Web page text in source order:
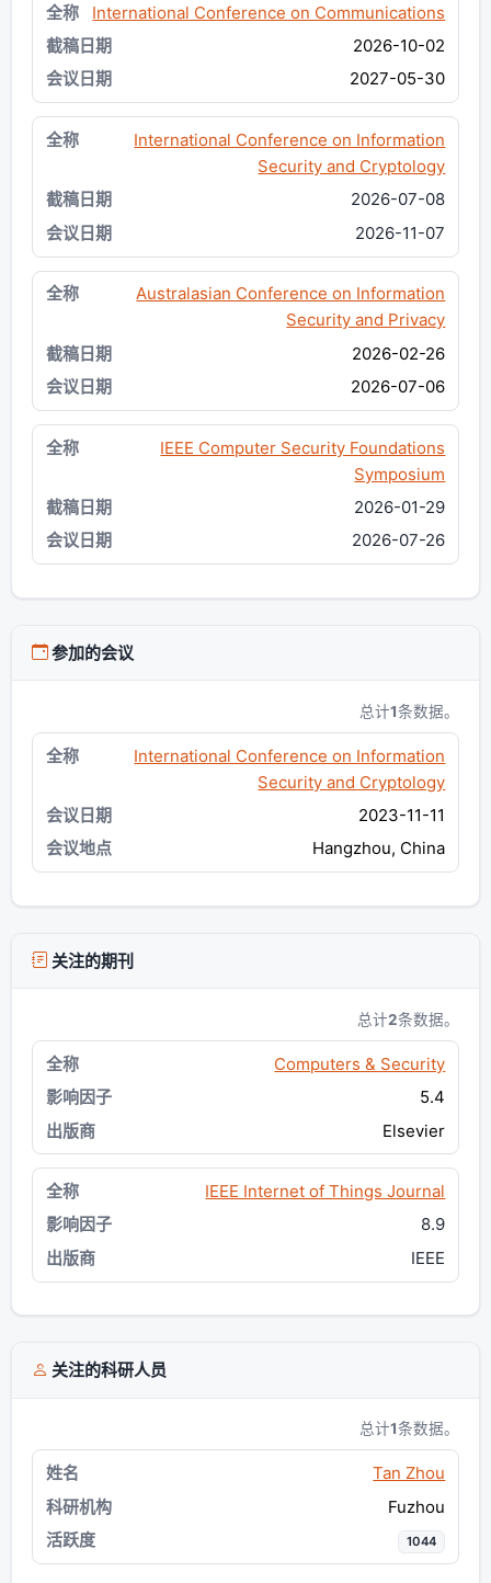
International Conference on Communications
2026-10-02
2027-05-30
International Conference on Information
Security and Cryptology
2026-07-08
2026-11-07
Australasian Conference on Information
Security and Privacy
2026-02-26
2026-07-06
IEEE Computer Security Foundations
Symposium
2026-01-29
2026-07-26
参加的会议
总计1条数据。
International Conference on Information
Security and Cryptology
2023-11-11
Hangzhou, China
关注的期刊
总计2条数据。
Computers & Security
5.4
Elsevier
IEEE Internet of Things Journal
8.9
IEEE
关注的科研人员
总计1条数据。
Tan Zhou
Fuzhou
1044